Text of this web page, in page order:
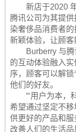
新店于2020
腾讯公司为其提
染奢侈品消费者
新颖体验，让顾客
Burberry 与
的互动体验融入
序，顾客可以解
他们的好友。
“‘用户为本，
希望通过坚定不
供更好的产品和
改善人们的生活